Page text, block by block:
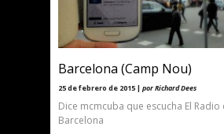
Barcelona (Camp Nou)
25 de febrero de 2015 | por Richard Dees
Dice mcmcuba que escucha El
Barcelona